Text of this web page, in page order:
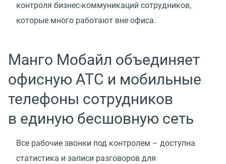
контроля бизнес-коммуникаций сотрудников,
которые много работают вне офиса.
Манго Мобайл объединяет
офисную АТС и мобильные
телефоны сотрудников
в единую бесшовную сеть
Все рабочие звонки под контролем – доступна
статистика и записи разговоров для